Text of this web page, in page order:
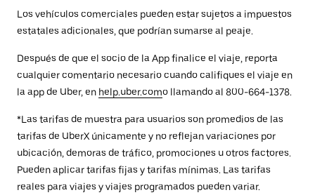
Los vehículos comerciales pueden estar sujetos a impuestos
estatales adicionales, que podrían sumarse al peaje.
Después de que el socio de la App finalice el viaje, reporta
cualquier comentario necesario cuando califiques el viaje en
la app de Uber, en help.uber.como llamando al 800-664-1378.
*Las tarifas de muestra para usuarios son promedios de las
tarifas de UberX únicamente y no reflejan variaciones por
ubicación, demoras de tráfico, promociones u otros factores.
Pueden aplicar tarifas fijas y tarifas mínimas. Las tarifas
reales para viajes y viajes programados pueden variar.